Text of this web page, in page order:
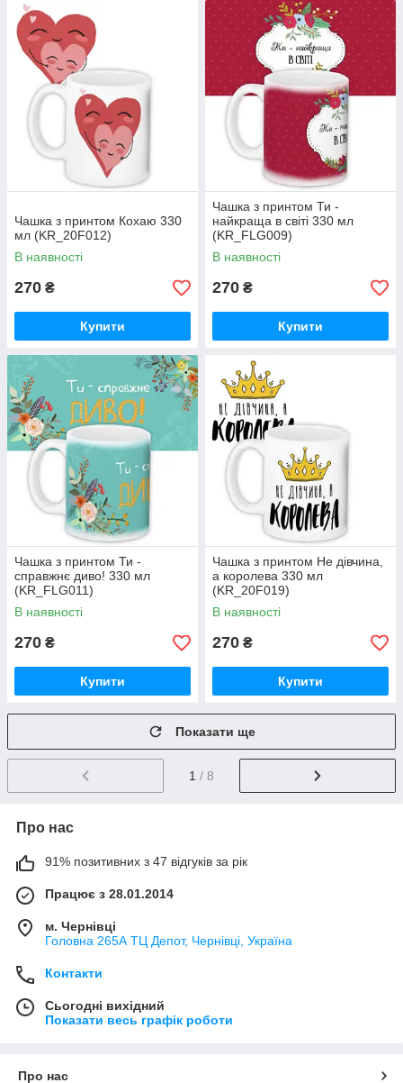
Чашка з принтом Кохаю 330
мл (KR_20F012)
В наявності
270 ₴
Купити
Чашка з принтом Ти -
найкраща в світі 330 мл
(KR_FLG009)
В наявності
270 ₴
Купити
Чашка з принтом Ти -
справжнє диво! 330 мл
(KR_FLG011)
В наявності
270 ₴
Купити
Чашка з принтом Не дівчина,
а королева 330 мл
(KR_20F019)
В наявності
270 ₴
Купити
Показати ще
1 / 8
Про нас
91% позитивних з 47 відгуків за рік
Працює з 28.01.2014
м. Чернівці
Головна 265А ТЦ Депот, Чернівці, Україна
Контакти
Сьогодні вихідний
Показати весь графік роботи
Про нас